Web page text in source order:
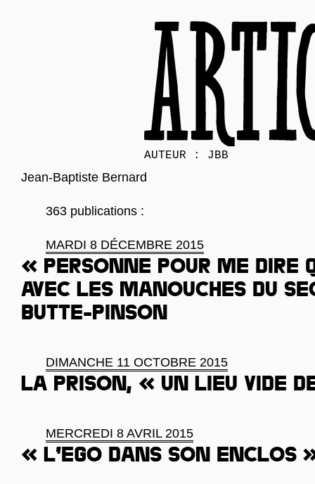
AUTEUR : JBB
Jean-Baptiste Bernard
363 publications :
MARDI 8 DÉCEMBRE 2015
« Personne pour me dire
Avec les manouches du
Butte-Pinson
DIMANCHE 11 OCTOBRE 2015
La prison, « un lieu vide
MERCREDI 8 AVRIL 2015
« L’ego dans son enclos